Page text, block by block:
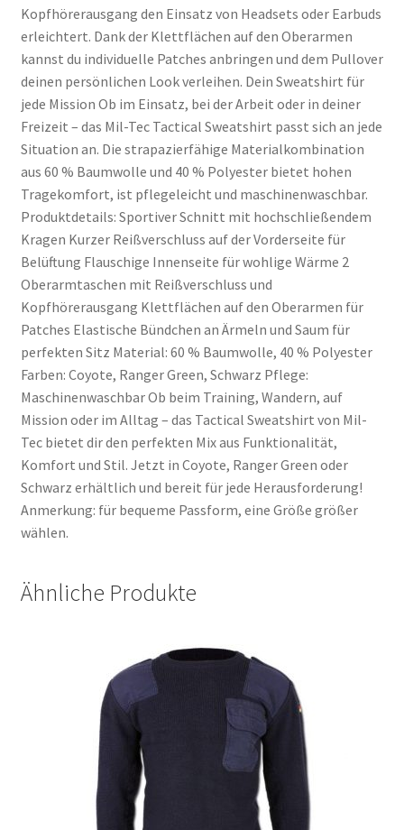
Kopfhörerausgang den Einsatz von Headsets oder Earbuds
erleichtert. Dank der Klettflächen auf den Oberarmen
kannst du individuelle Patches anbringen und dem Pullover
deinen persönlichen Look verleihen. Dein Sweatshirt für
jede Mission Ob im Einsatz, bei der Arbeit oder in deiner
Freizeit – das Mil-Tec Tactical Sweatshirt passt sich an jede
Situation an. Die strapazierfähige Materialkombination
aus 60 % Baumwolle und 40 % Polyester bietet hohen
Tragekomfort, ist pflegeleicht und maschinenwaschbar.
Produktdetails: Sportiver Schnitt mit hochschließendem
Kragen Kurzer Reißverschluss auf der Vorderseite für
Belüftung Flauschige Innenseite für wohlige Wärme 2
Oberarmtaschen mit Reißverschluss und
Kopfhörerausgang Klettflächen auf den Oberarmen für
Patches Elastische Bündchen an Ärmeln und Saum für
perfekten Sitz Material: 60 % Baumwolle, 40 % Polyester
Farben: Coyote, Ranger Green, Schwarz Pflege:
Maschinenwaschbar Ob beim Training, Wandern, auf
Mission oder im Alltag – das Tactical Sweatshirt von Mil-
Tec bietet dir den perfekten Mix aus Funktionalität,
Komfort und Stil. Jetzt in Coyote, Ranger Green oder
Schwarz erhältlich und bereit für jede Herausforderung!
Anmerkung: für bequeme Passform, eine Größe größer
wählen.
Ähnliche Produkte